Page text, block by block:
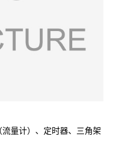
量计）、定时器、三角架